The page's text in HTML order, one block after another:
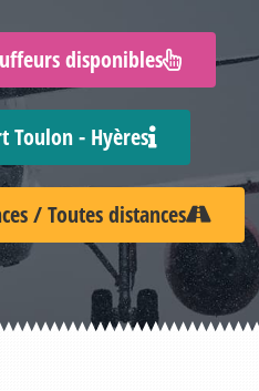
disponibles
Toulon - Hyères
/ Toutes distances